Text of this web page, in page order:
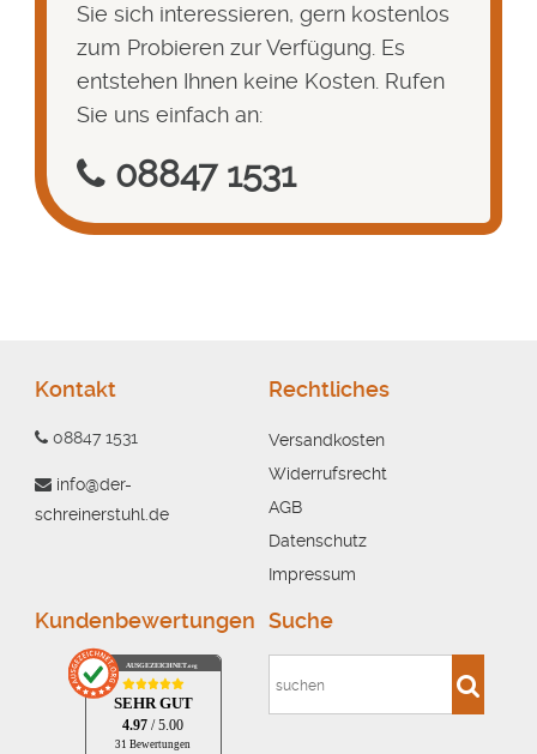
Sie sich interessieren, gern kostenlos
zum Probieren zur Verfügung. Es
entstehen Ihnen keine Kosten. Rufen
Sie uns einfach an:
08847 1531
Kontakt
08847 1531
info@der-
schreinerstuhl.de
Rechtliches
Versandkosten
Widerrufsrecht
AGB
Datenschutz
Impressum
Kundenbewertungen
AUSGEZEICHNET.org
SEHR GUT
4.97/ 5.00
31 Bewertungen
Suche